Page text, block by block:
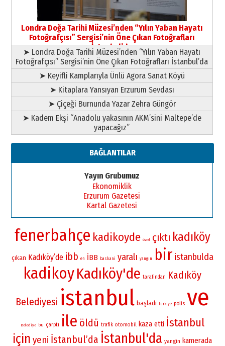
Yusuf POLAT
Şampiyonluk Sebahattin Şirin’e
yazar
11 Mayıs 2026 Pazartesi
Londra Doğa Tarihi Müzesi’nden “Yılın Yaban Hayatı
Fotoğrafçısı” Sergisi’nin Öne Çıkan Fotoğrafları
İstanbul’da
➤ Londra Doğa Tarihi Müzesi’nden “Yılın Yaban Hayatı
Fotoğrafçısı” Sergisi’nin Öne Çıkan Fotoğrafları İstanbul’da
➤ Keyifli Kamplarıyla Ünlü Agora Sanat Köyü
➤ Kitaplara Yansıyan Erzurum Sevdası
➤ Çiçeği Burnunda Yazar Zehra Güngör
➤ Kadem Ekşi “Anadolu yakasının AKM’sini Maltepe’de
yapacağız”
BAĞLANTILAR
Yayın Grubumuz
Ekonomiklik
Erzurum Gazetesi
Kartal Gazetesi
fenerbahçe kadikoyde özel çıktı kadıköy
çıkan Kadıköy’de ibb en İBB baskani yaralı yangın bir istanbulda
kadikoyKadıköy'de tarafından Kadıköy
Belediyesi istanbul başladı turkiye polis ve
Belediye bu çarptı ile öldü trafik otomobil kaza etti İstanbul
için yeni İstanbul’da İstanbul'da yangin kamerada